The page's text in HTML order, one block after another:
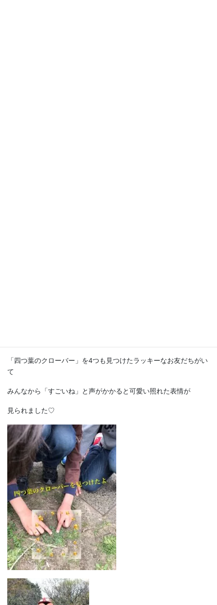
「四つ葉のクローバー」を4つも見つけたラッキーなお友だちがい
て
みんなから「すごいね」と声がかかると可愛い照れた表情が
見られました♡